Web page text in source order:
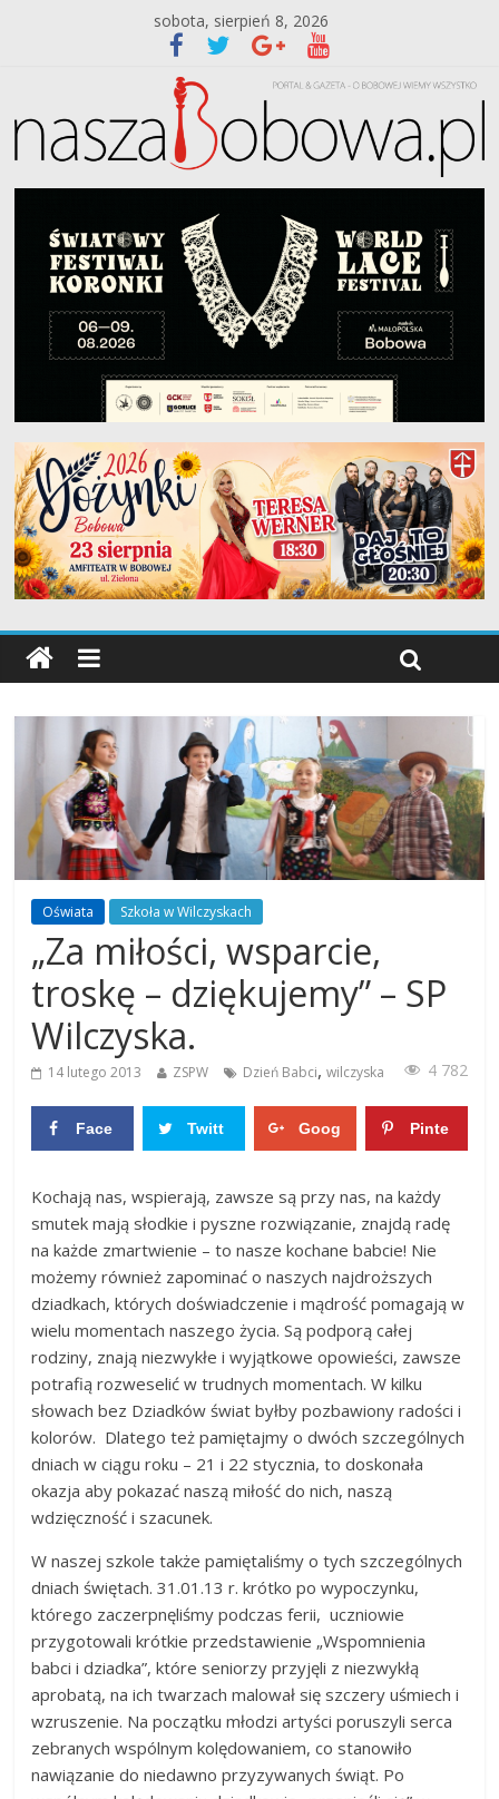
sobota, sierpień 8, 2026
Oświata Szkoła w Wilczyskach
„Za miłości, wsparcie,
troskę – dziękujemy” – SP
Wilczyska.
14 lutego 2013 ZSPW Dzień Babci,wilczyska 4 782
Face
k
Twitt Goog Pinte
Kochają nas, wspierają, zawsze są przy nas, na każdy
smutek mają słodkie i pyszne rozwiązanie, znajdą radę
na każde zmartwienie – to nasze kochane babcie! Nie
możemy również zapominać o naszych najdroższych
dziadkach, których doświadczenie i mądrość pomagają w
wielu momentach naszego życia. Są podporą całej
rodziny, znają niezwykłe i wyjątkowe opowieści, zawsze
potrafią rozweselić w trudnych momentach. W kilku
słowach bez Dziadków świat byłby pozbawiony radości i
kolorów. Dlatego też pamiętajmy o dwóch szczególnych
dniach w ciągu roku – 21 i 22 stycznia, to doskonała
okazja aby pokazać naszą miłość do nich, naszą
wdzięczność i szacunek.
W naszej szkole także pamiętaliśmy o tych szczególnych
dniach świętach. 31.01.13 r. krótko po wypoczynku,
którego zaczerpnęliśmy podczas ferii, uczniowie
przygotowali krótkie przedstawienie „Wspomnienia
babci i dziadka”, które seniorzy przyjęli z niezwykłą
aprobatą, na ich twarzach malował się szczery uśmiech i
wzruszenie. Na początku młodzi artyści poruszyli serca
zebranych wspólnym kolędowaniem, co stanowiło
nawiązanie do niedawno przyzywanych świąt. Po